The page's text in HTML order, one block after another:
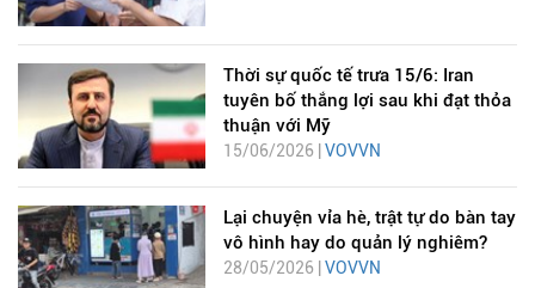
Thời sự quốc tế trưa 15/6: Iran
tuyên bố thắng lợi sau khi đạt thỏa
thuận với Mỹ
15/06/2026 | VOVVN
Lại chuyện vỉa hè, trật tự do bàn tay
vô hình hay do quản lý nghiêm?
28/05/2026 | VOVVN